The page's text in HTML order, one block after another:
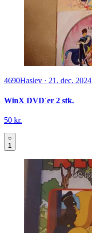
4690Haslev · 21. dec. 2024
WinX DVD´er 2 stk.
50 kr.
1